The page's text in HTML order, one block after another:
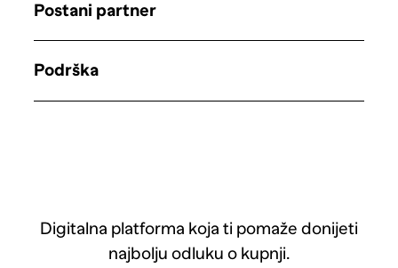
Digitalna platforma koja ti pomaže donijeti
najbolju odluku o kupnji.
Postani partner
Podrška